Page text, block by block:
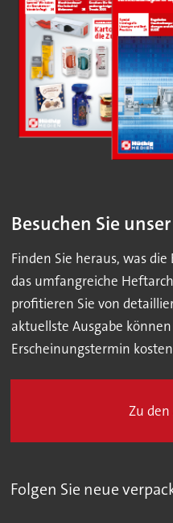
Besuchen Sie
Finden Sie heraus, was
das umfangreiche
profitieren Sie von
aktuellste Ausgabe
Erscheinungstermin
Zu den
Folgen Sie neue